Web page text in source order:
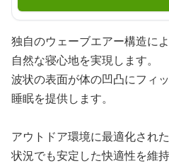
独自のウェーブエアー構造に
自然な寝心地を実現します。
波状の表面が体の凹凸にフィ
睡眠を提供します。
アウトドア環境に最適化され
状況でも安定した快適性を維持